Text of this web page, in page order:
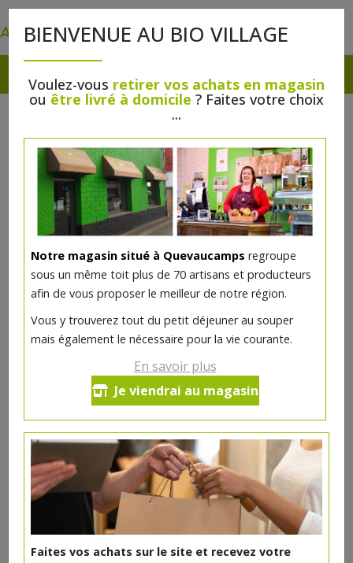
BIENVENUE AU BIO VILLAGE
Voulez-vous retirer vos achats en magasin
ou être livré à domicile ? Faites votre choix
...
Notre magasin situé à Quevaucamps regroupe
sous un même toit plus de 70 artisans et producteurs
afin de vous proposer le meilleur de notre région.
Vous y trouverez tout du petit déjeuner au souper
mais également le nécessaire pour la vie courante.
En savoir plus
Je viendrai au magasin
Faites vos achats sur le site et recevez votre
Vernis à ongles Vert anis 7ml
Avril
3€/pc
Ce produit est indisponible pour le moment.
DANS LA MÊME CATÉGORIE ...